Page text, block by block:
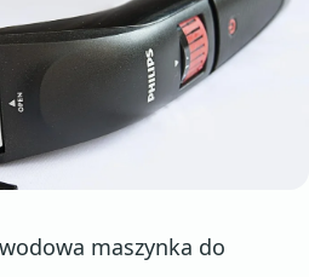
maszynka do